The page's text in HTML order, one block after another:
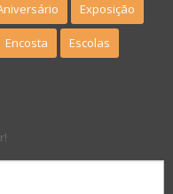
Exposição
Encosta Escolas